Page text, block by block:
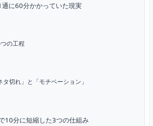
に60分かかっていた現実
の工程
切れ」と「モチベーション」
10分に短縮した3つの仕組み